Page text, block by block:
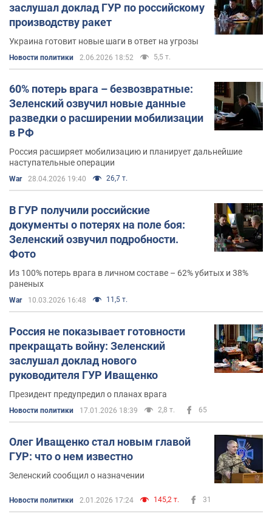
заслушал доклад ГУР по российскому
производству ракет
Украина готовит новые шаги в ответ на угрозы
Новости политики 2.06.2026 18:52 5,5 т.
60% потерь врага – безвозвратные:
Зеленский озвучил новые данные
разведки о расширении мобилизации
в РФ
Россия расширяет мобилизацию и планирует дальнейшие
наступательные операции
War 28.04.2026 19:40 26,7 т.
В ГУР получили российские
документы о потерях на поле боя:
Зеленский озвучил подробности.
Фото
Из 100% потерь врага в личном составе – 62% убитых и 38%
раненых
War 10.03.2026 16:48 11,5 т.
Россия не показывает готовности
прекращать войну: Зеленский
заслушал доклад нового
руководителя ГУР Иващенко
Президент предупредил о планах врага
Новости политики 17.01.2026 18:39 2,8 т. 65
Олег Иващенко стал новым главой
ГУР: что о нем известно
Зеленский сообщил о назначении
Новости политики 2.01.2026 17:24 145,2 т. 31